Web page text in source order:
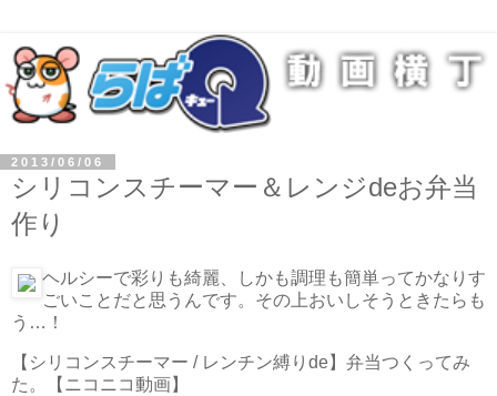
2013/06/06
シリコンスチーマー＆レンジdeお弁当
作り
ヘルシーで彩りも綺麗、しかも調理も簡単ってかなりす
ごいことだと思うんです。その上おいしそうときたらも
う…！
【シリコンスチーマー / レンチン縛りde】弁当つくってみ
た。
【ニコニコ動画】